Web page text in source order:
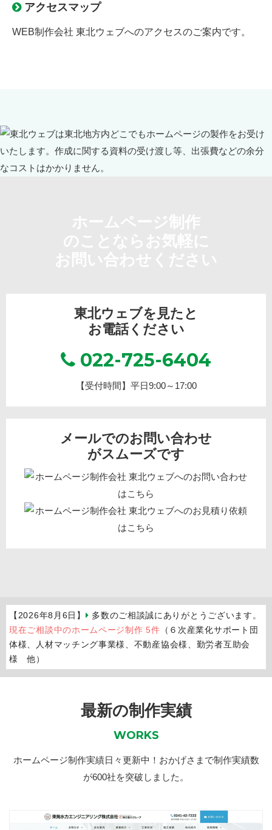
アクセスマップ
WEB制作会社 東北ウェブへのアクセスのご案内です。
東北ウェブを見たと
お電話ください
022-725-6404
【受付時間】平日9:00～17:00
メールでのお問い合わせ
がスムーズです
【2026年8月6日】
多数のご相談誠にありがとうございます。
現在ご相談中のホームページ制作 5件 （６次産業化サポート団
体様、人材マッチング事業様、不動産協会様、勤労者互助会
様 他）
最新の制作実績
WORKS
ホームページ制作実績日々更新中！おかげさまで制作実績数
が600社を突破しました。